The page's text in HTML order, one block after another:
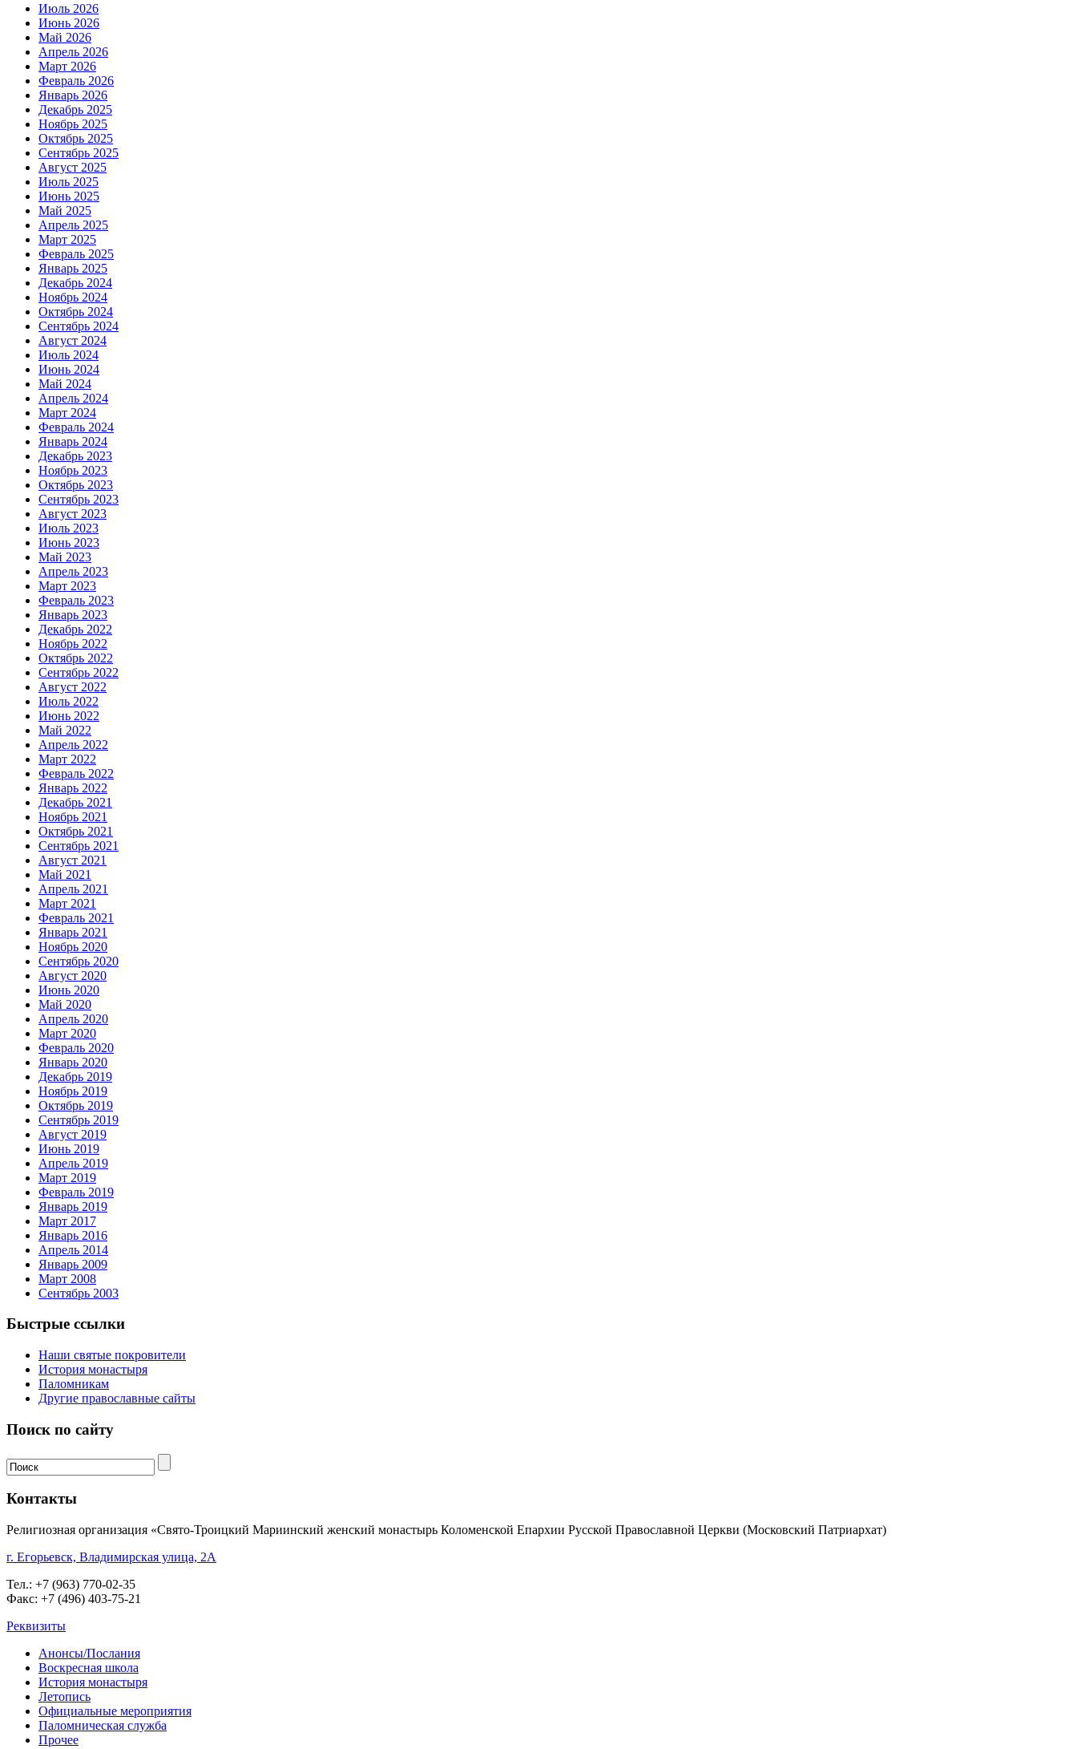
Июль 2026
Июнь 2026
Май 2026
Апрель 2026
Март 2026
Февраль 2026
Январь 2026
Декабрь 2025
Ноябрь 2025
Октябрь 2025
Сентябрь 2025
Август 2025
Июль 2025
Июнь 2025
Май 2025
Апрель 2025
Март 2025
Февраль 2025
Январь 2025
Декабрь 2024
Ноябрь 2024
Октябрь 2024
Сентябрь 2024
Август 2024
Июль 2024
Июнь 2024
Май 2024
Апрель 2024
Март 2024
Февраль 2024
Январь 2024
Декабрь 2023
Ноябрь 2023
Октябрь 2023
Сентябрь 2023
Август 2023
Июль 2023
Июнь 2023
Май 2023
Апрель 2023
Март 2023
Февраль 2023
Январь 2023
Декабрь 2022
Ноябрь 2022
Октябрь 2022
Сентябрь 2022
Август 2022
Июль 2022
Июнь 2022
Май 2022
Апрель 2022
Март 2022
Февраль 2022
Январь 2022
Декабрь 2021
Ноябрь 2021
Октябрь 2021
Сентябрь 2021
Август 2021
Май 2021
Апрель 2021
Март 2021
Февраль 2021
Январь 2021
Ноябрь 2020
Сентябрь 2020
Август 2020
Июнь 2020
Май 2020
Апрель 2020
Март 2020
Февраль 2020
Январь 2020
Декабрь 2019
Ноябрь 2019
Октябрь 2019
Сентябрь 2019
Август 2019
Июнь 2019
Апрель 2019
Март 2019
Февраль 2019
Январь 2019
Март 2017
Январь 2016
Апрель 2014
Январь 2009
Март 2008
Сентябрь 2003
Быстрые ссылки
Наши святые покровители
История монастыря
Паломникам
Другие православные сайты
Поиск по сайту
Контакты
Религиозная организация «Свято-Троицкий Мариинский женский монастырь Коломенской Епархии Русской Православной Церкви (Московский Патриархат)
г. Егорьевск, Владимирская улица, 2А
Тел.: +7 (963) 770-02-35
Факс: +7 (496) 403-75-21
Реквизиты
Анонсы/Послания
Воскресная школа
История монастыря
Летопись
Официальные мероприятия
Паломническая служба
Прочее